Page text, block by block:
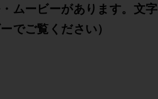
・ムービーがあります。文
でご覧ください）